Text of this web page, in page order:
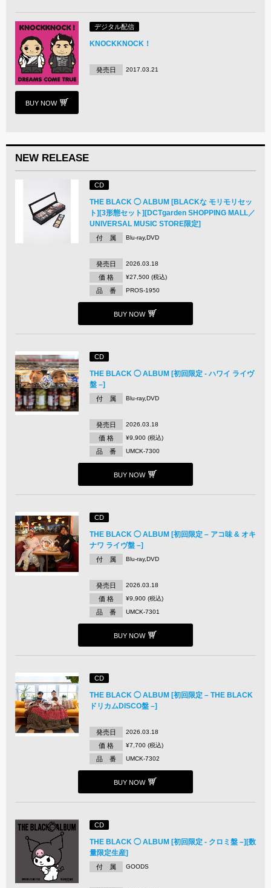
BUY NOW
デジタル配信
KNOCKKNOCK！
発売日 2017.03.21
NEW RELEASE
CD
THE BLACK ◯ ALBUM [BLACKな モリモリセッ
ト][3形態セット][DCTgarden SHOPPING MALL／
UNIVERSAL MUSIC STORE限定]
付 属 Blu-ray,DVD
発売日 2026.03.18
価 格 ¥27,500 (税込)
品 番 PROS-1950
BUY NOW
CD
THE BLACK ◯ ALBUM [初回限定 - ハワイ ライヴ
盤 –]
付 属 Blu-ray,DVD
発売日 2026.03.18
価 格 ¥9,900 (税込)
品 番 UMCK-7300
BUY NOW
CD
THE BLACK ◯ ALBUM [初回限定 – アコ味 & オキ
ナワ ライヴ盤 –]
付 属 Blu-ray,DVD
発売日 2026.03.18
価 格 ¥9,900 (税込)
品 番 UMCK-7301
BUY NOW
CD
THE BLACK ◯ ALBUM [初回限定 – THE BLACK
ドリカムDISCO盤 –]
発売日 2026.03.18
価 格 ¥7,700 (税込)
品 番 UMCK-7302
BUY NOW
CD
THE BLACK ◯ ALBUM [初回限定 - クロミ盤 –][数
量限定生産]
付 属 GOODS